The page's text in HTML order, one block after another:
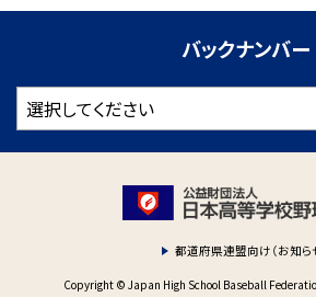
バックナンバー
都道府県連盟向け（お知ら
Copyright © Japan High School Baseball